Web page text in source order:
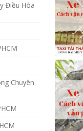
Điều Hòa
Chuyên